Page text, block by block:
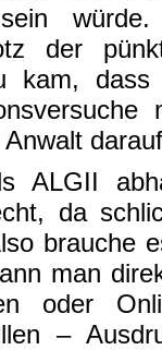
der
kam,
ALGII
da
brauche
man
oder
–